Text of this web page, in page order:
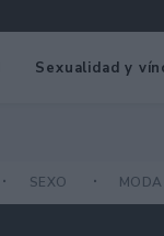
Sexualidad y
SEXO MODA